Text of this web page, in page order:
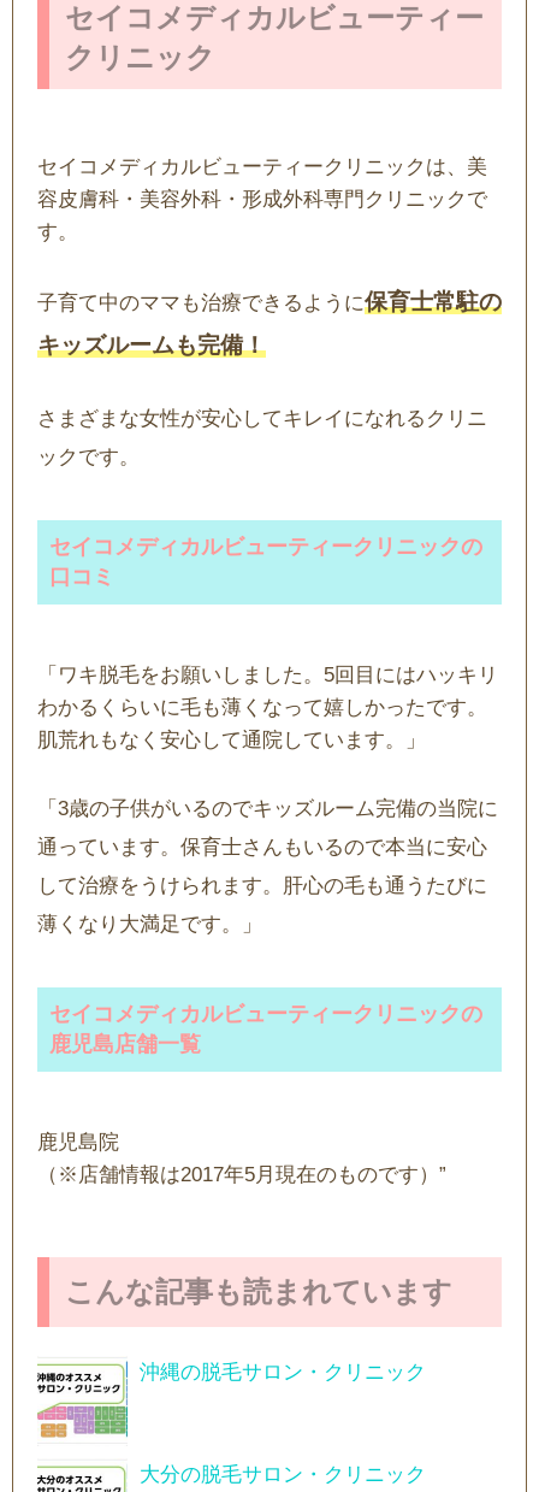
セイコメディカルビューティー
クリニック
セイコメディカルビューティークリニックは、美
容皮膚科・美容外科・形成外科専門クリニックで
す。
子育て中のママも治療できるように保育士常駐の
キッズルームも完備！
さまざまな女性が安心してキレイになれるクリニ
ックです。
セイコメディカルビューティークリニックの
口コミ
「ワキ脱毛をお願いしました。5回目にはハッキリ
わかるくらいに毛も薄くなって嬉しかったです。
肌荒れもなく安心して通院しています。」
「3歳の子供がいるのでキッズルーム完備の当院に
通っています。保育士さんもいるので本当に安心
して治療をうけられます。肝心の毛も通うたびに
薄くなり大満足です。」
セイコメディカルビューティークリニックの
鹿児島店舗一覧
鹿児島院
（※店舗情報は2017年5月現在のものです）”
こんな記事も読まれています
沖縄の脱毛サロン・クリニック
大分の脱毛サロン・クリニック